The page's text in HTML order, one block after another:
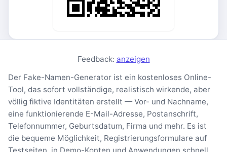
Feedback: anzeigen
Der Fake-Namen-Generator ist ein kostenloses Online-
Tool, das sofort vollständige, realistisch wirkende, aber
völlig fiktive Identitäten erstellt — Vor- und Nachname,
eine funktionierende E-Mail-Adresse, Postanschrift,
Telefonnummer, Geburtsdatum, Firma und mehr. Es ist
die bequeme Möglichkeit, Registrierungsformulare auf